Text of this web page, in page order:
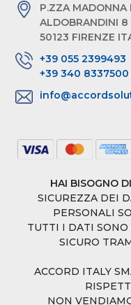
P.ZZA MADONNA
ALDOBRANDINI 8
50123 FIRENZE
+39 055 2399493
+39 340 8337500
HAI BISOGNO
SICUREZZA DEI
PERSONALI
TUTTI I DATI
SICURO
ACCORD ITALY
NON